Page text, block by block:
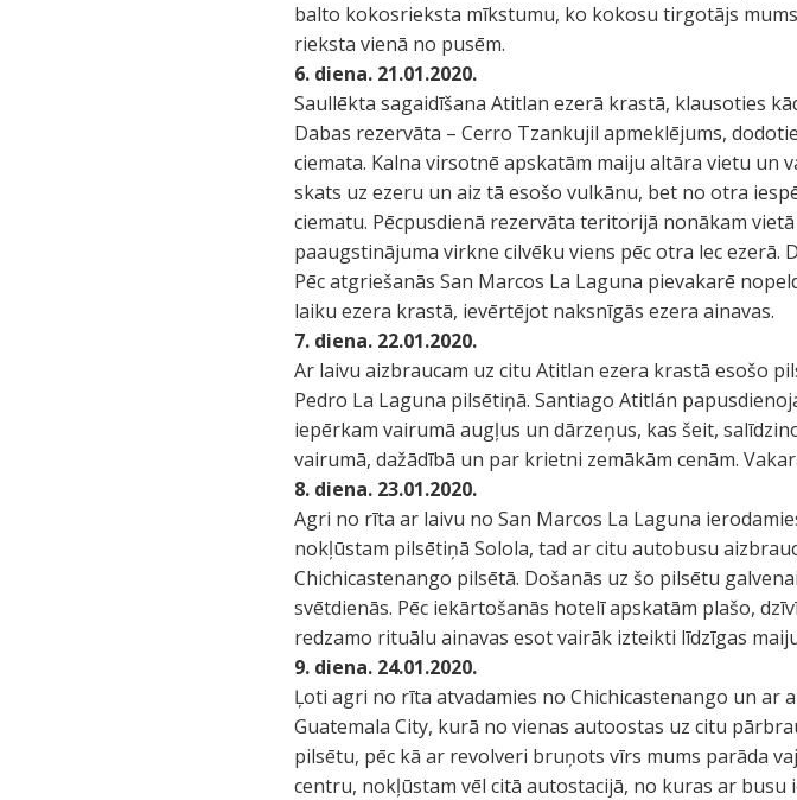
balto kokosrieksta mīkstumu, ko kokosu tirgotājs
rieksta vienā no pusēm.
6. diena. 21.01.2020.
Saullēkta sagaidīšana Atitlan ezerā krastā, klausoties
Dabas rezervāta – Cerro Tzankujil apmeklējums,
ciemata. Kalna virsotnē apskatām maiju altāra vietu
skats uz ezeru un aiz tā esošo vulkānu, bet no otra
ciematu. Pēcpusdienā rezervāta teritorijā nonākam
paaugstinājuma virkne cilvēku viens pēc otra lec ezerā.
Pēc atgriešanās San Marcos La Laguna pievakarē
laiku ezera krastā, ievērtējot naksnīgās ezera ainavas.
7. diena. 22.01.2020.
Ar laivu aizbraucam uz citu Atitlan ezera krastā esošo
Pedro La Laguna pilsētiņā. Santiago Atitlán
iepērkam vairumā augļus un dārzeņus, kas šeit,
vairumā, dažādībā un par krietni zemākām cenām.
8. diena. 23.01.2020.
Agri no rīta ar laivu no San Marcos La Laguna
nokļūstam pilsētiņā Solola, tad ar citu autobusu
Chichicastenango pilsētā. Došanās uz šo pilsētu
svētdienās. Pēc iekārtošanās hotelī apskatām plašo,
redzamo rituālu ainavas esot vairāk izteikti līdzīgas
9. diena. 24.01.2020.
Ļoti agri no rīta atvadamies no Chichicastenango un
Guatemala City, kurā no vienas autoostas uz citu
pilsētu, pēc kā ar revolveri bruņots vīrs mums parāda
centru, nokļūstam vēl citā autostacijā, no kuras ar busu